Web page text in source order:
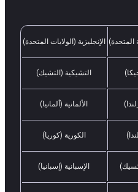
الإنجليزية (الولايات المتحدة) المتحدة)
التشيكية (التشيك)
الألمانية (ألمانيا)
الكورية (كوريا)
الإسبانية (إسبانيا)